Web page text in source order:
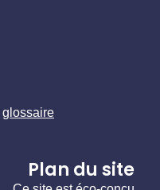
glossaire
Plan du site